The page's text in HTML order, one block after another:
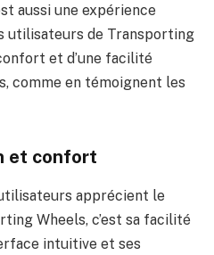
aussi une expérience
utilisateurs de Transporting
et d’une facilité
comme en témoignent les
et confort
utilisateurs apprécient le
Wheels, c’est sa facilité
intuitive et ses